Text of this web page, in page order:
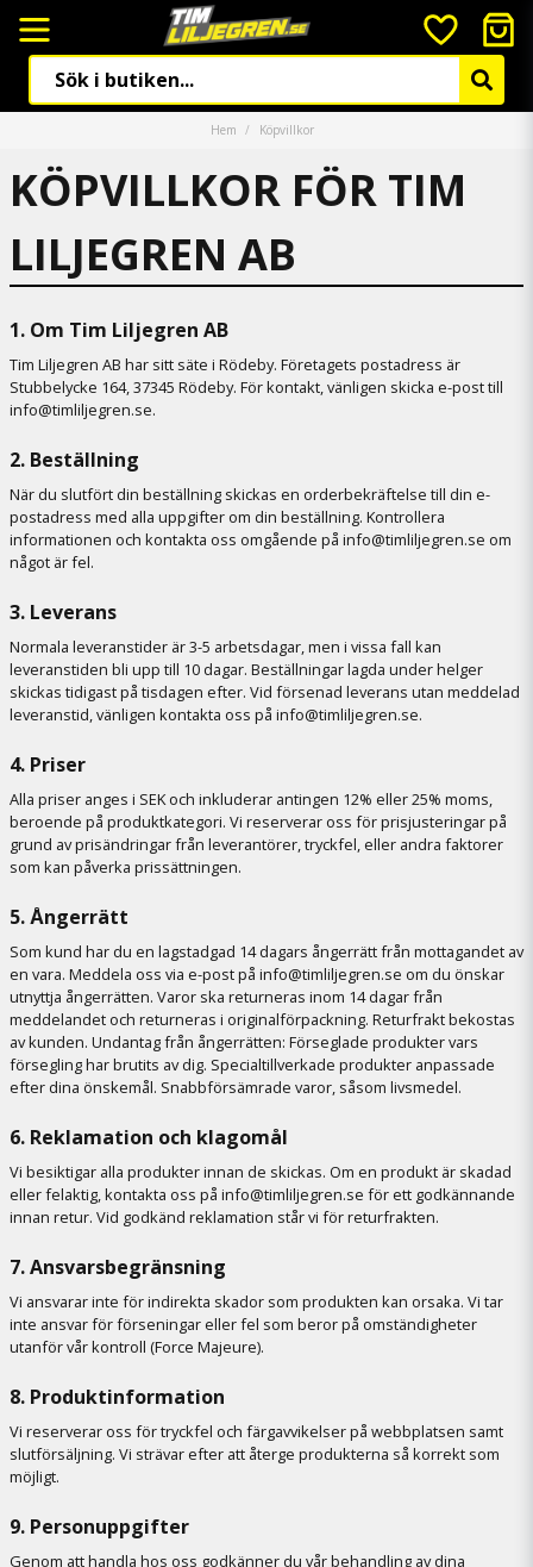
Hem Köpvillkor
KÖPVILLKOR FÖR TIM
LILJEGREN AB
1. Om Tim Liljegren AB
Tim Liljegren AB har sitt säte i Rödeby. Företagets postadress är
Stubbelycke 164, 37345 Rödeby. För kontakt, vänligen skicka e-post till
info@timliljegren.se.
2. Beställning
När du slutfört din beställning skickas en orderbekräftelse till din e-
postadress med alla uppgifter om din beställning. Kontrollera
informationen och kontakta oss omgående på info@timliljegren.se om
något är fel.
3. Leverans
Normala leveranstider är 3-5 arbetsdagar, men i vissa fall kan
leveranstiden bli upp till 10 dagar. Beställningar lagda under helger
skickas tidigast på tisdagen efter. Vid försenad leverans utan meddelad
leveranstid, vänligen kontakta oss på info@timliljegren.se.
4. Priser
Alla priser anges i SEK och inkluderar antingen 12% eller 25% moms,
beroende på produktkategori. Vi reserverar oss för prisjusteringar på
grund av prisändringar från leverantörer, tryckfel, eller andra faktorer
som kan påverka prissättningen.
5. Ångerrätt
Som kund har du en lagstadgad 14 dagars ångerrätt från mottagandet av
en vara. Meddela oss via e-post på info@timliljegren.se om du önskar
utnyttja ångerrätten. Varor ska returneras inom 14 dagar från
meddelandet och returneras i originalförpackning. Returfrakt bekostas
av kunden. Undantag från ångerrätten: Förseglade produkter vars
försegling har brutits av dig. Specialtillverkade produkter anpassade
efter dina önskemål. Snabbförsämrade varor, såsom livsmedel.
6. Reklamation och klagomål
Vi besiktigar alla produkter innan de skickas. Om en produkt är skadad
eller felaktig, kontakta oss på info@timliljegren.se för ett godkännande
innan retur. Vid godkänd reklamation står vi för returfrakten.
7. Ansvarsbegränsning
Vi ansvarar inte för indirekta skador som produkten kan orsaka. Vi tar
inte ansvar för förseningar eller fel som beror på omständigheter
utanför vår kontroll (Force Majeure).
8. Produktinformation
Vi reserverar oss för tryckfel och färgavvikelser på webbplatsen samt
slutförsäljning. Vi strävar efter att återge produkterna så korrekt som
möjligt.
9. Personuppgifter
Genom att handla hos oss godkänner du vår behandling av dina